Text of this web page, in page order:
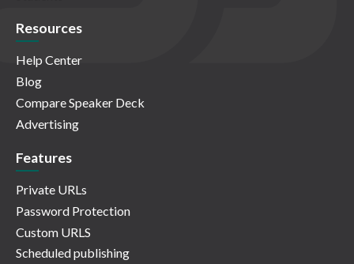
Resources
Help Center
Blog
Compare Speaker Deck
Advertising
Features
Private URLs
Password Protection
Custom URLS
Scheduled publishing